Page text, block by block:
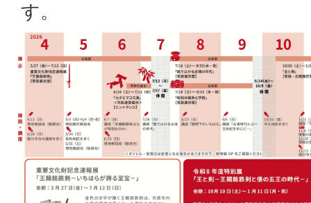
す。